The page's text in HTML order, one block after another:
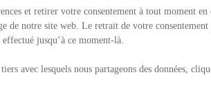
et retirer votre consentement à tout moment en
de notre site web. Le retrait de votre consentement
jusqu’à ce moment-là.
avec lesquels nous partageons des données,